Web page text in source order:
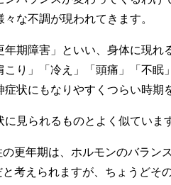
な不調が現われてきます。
期障害」といい、身体に現れ
り」「冷え」「頭痛」「不眠
状にもなりやすくつらい時期
見られるものとよく似ていま
の更年期は、ホルモンのバラン
と考えられますが、ちょうどそ